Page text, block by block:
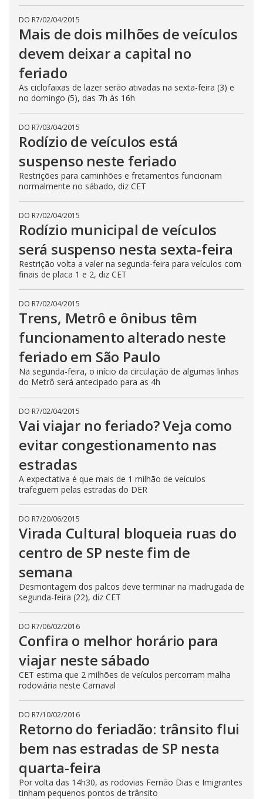
DO R7/02/04/2015
Mais de dois milhões de veículos
devem deixar a capital no
feriado
As ciclofaixas de lazer serão ativadas na sexta-feira (3) e
no domingo (5), das 7h às 16h
DO R7/03/04/2015
Rodízio de veículos está
suspenso neste feriado
Restrições para caminhões e fretamentos funcionam
normalmente no sábado, diz CET
DO R7/02/04/2015
Rodízio municipal de veículos
será suspenso nesta sexta-feira
Restrição volta a valer na segunda-feira para veículos com
finais de placa 1 e 2, diz CET
DO R7/02/04/2015
Trens, Metrô e ônibus têm
funcionamento alterado neste
feriado em São Paulo
Na segunda-feira, o início da circulação de algumas linhas
do Metrô será antecipado para as 4h
DO R7/02/04/2015
Vai viajar no feriado? Veja como
evitar congestionamento nas
estradas
A expectativa é que mais de 1 milhão de veículos
trafeguem pelas estradas do DER
DO R7/20/06/2015
Virada Cultural bloqueia ruas do
centro de SP neste fim de
semana
Desmontagem dos palcos deve terminar na madrugada de
segunda-feira (22), diz CET
DO R7/06/02/2016
Confira o melhor horário para
viajar neste sábado
CET estima que 2 milhões de veículos percorram malha
rodoviária neste Carnaval
DO R7/10/02/2016
Retorno do feriadão: trânsito flui
bem nas estradas de SP nesta
quarta-feira
Por volta das 14h30, as rodovias Fernão Dias e Imigrantes
tinham pequenos pontos de trânsito